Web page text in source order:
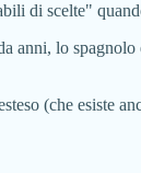
di scelte"
anni, lo
(che esiste